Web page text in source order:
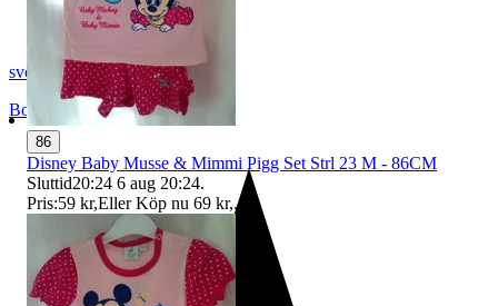
svopt1
Borås
Sverige
86
Disney Baby Musse & Mimmi Pigg Set Strl 23 M - 86CM
Sluttid20:24 6 aug 20:24.
Pris:59 kr,Eller Köp nu 69 kr,.